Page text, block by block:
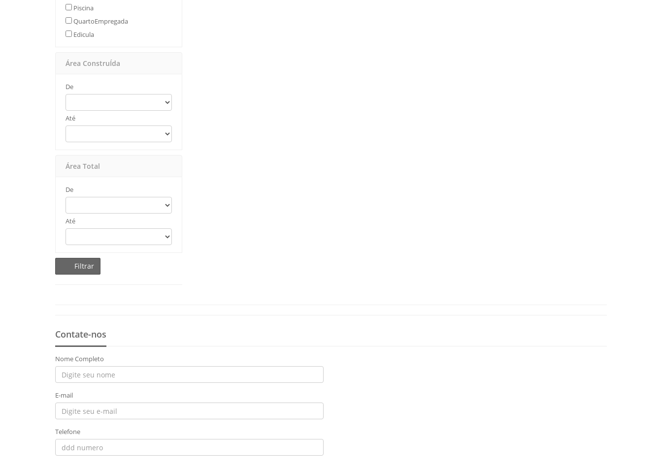
Piscina
QuartoEmpregada
Edicula
Área ConstruÍda
De
Até
Área Total
De
Até
Filtrar
Contate-nos
Nome Completo
E-mail
Telefone